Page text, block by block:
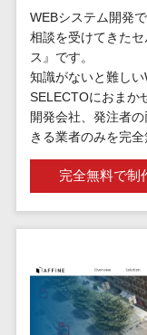
WEBシステム開発
相談を受けてきた
ス』です。
知識がないと難し
SELECTOにおまか
開発会社、発注者
きる業者のみを完全
完全無料で制